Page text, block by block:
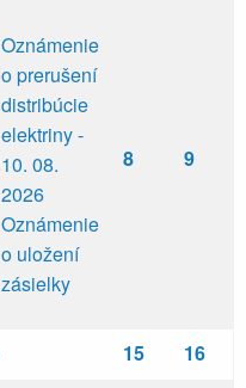
Oznámenie
o prerušení
distribúcie
elektriny -
10. 08.
2026
Oznámenie
o uložení
zásielky
8 9
15
16